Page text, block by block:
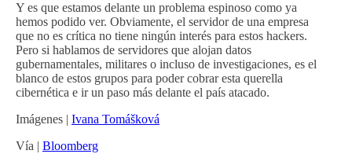
Y es que estamos delante un problema espinoso como ya
hemos podido ver. Obviamente, el servidor de una empresa
que no es crítica no tiene ningún interés para estos hackers.
Pero si hablamos de servidores que alojan datos
gubernamentales, militares o incluso de investigaciones, es el
blanco de estos grupos para poder cobrar esta querella
cibernética e ir un paso más delante el país atacado.
Imágenes | Ivana Tomášková
Vía | Bloomberg